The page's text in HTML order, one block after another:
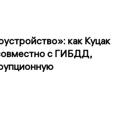
как Куцак
с ГИБДД,